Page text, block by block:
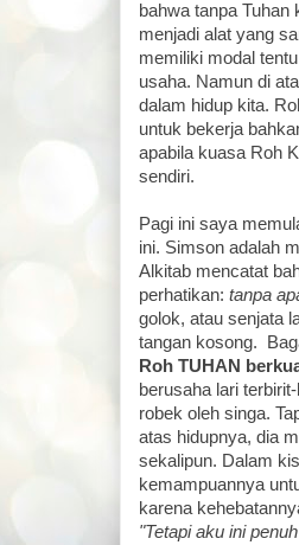
bahwa tanpa
menjadi alat yang
memiliki modal
usaha. Namun di
dalam hidup kita.
untuk bekerja
apabila kuasa Roh
sendiri.
Pagi ini saya
ini. Simson adalah
Alkitab mencatat
perhatikan: tanpa
golok, atau senjata
tangan kosong.
Roh TUHAN
berusaha lari
robek oleh singa.
atas hidupnya, dia
sekalipun. Dalam
kemampuannya
karena
"Tetapi aku ini